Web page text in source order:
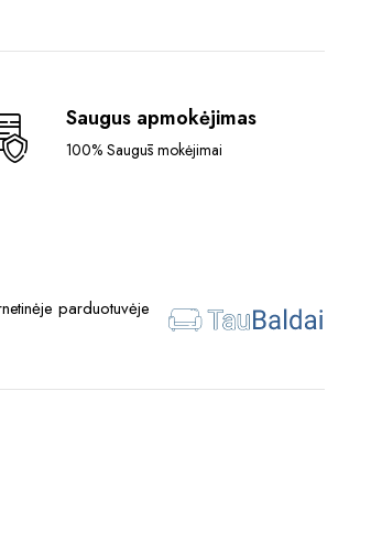
Saugus apmokėjimas
100% Saugūs mokėjimai
parduotuvėje